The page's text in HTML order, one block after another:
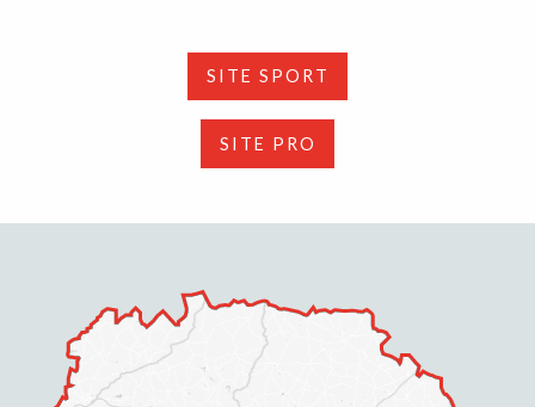
SITE SPORT
SITE PRO